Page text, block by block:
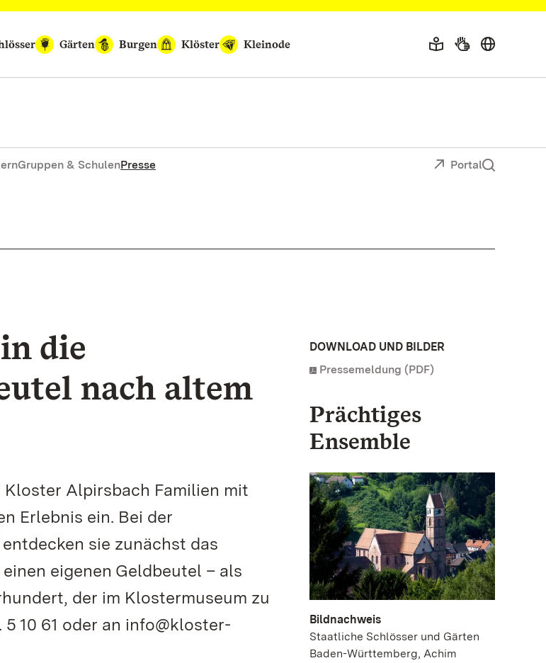
Gärten Burgen Klöster Kleinode
Gruppen & SchulenPresse Portal
die
nach altem
Kloster Alpirsbach Familien mit
Erlebnis ein. Bei der
sie zunächst das
eigenen Geldbeutel – als
der im Klostermuseum zu
10 61 oder an info@kloster-
DOWNLOAD UND BILDER
Pressemeldung (PDF)
Prächtiges
Ensemble
Bildnachweis
Staatliche Schlösser und Gärten
Baden-Württemberg, Achim